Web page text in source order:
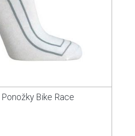
Ponožky Bike Race